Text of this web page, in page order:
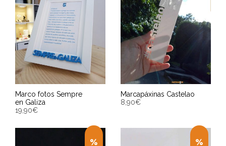
12/08/2026 - 14/08/2026
12/08/2026 - 14/08/2026
Marco fotos Sempre
en Galiza
19,90€
ENGADIR AO CARRIÑO
Marcapáxinas Castelao
8,90€
Entrega Estimada entre